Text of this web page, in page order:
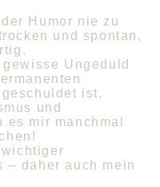
Humor nie zu
und spontan,
Ungeduld
ist.
und
mir manchmal
– daher auch mein